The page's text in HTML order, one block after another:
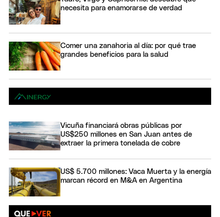
necesita para enamorarse de verdad
Comer una zanahoria al día: por qué trae
grandes beneficios para la salud
Vicuña financiará obras públicas por
US$250 millones en San Juan antes de
extraer la primera tonelada de cobre
US$ 5.700 millones: Vaca Muerta y la energía
marcan récord en M&A en Argentina